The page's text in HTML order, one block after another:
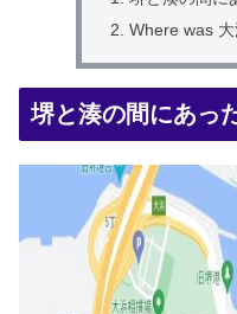
Where was
堺と湊の間にあっ